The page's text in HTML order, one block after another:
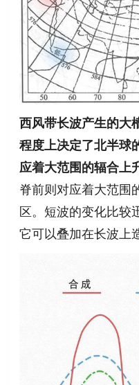
西风带长波产生的大
程度上决定了北半球
应着大范围的辐合上
脊前则对应着大范围
区。短波的变化比较
它可以叠加在长波上